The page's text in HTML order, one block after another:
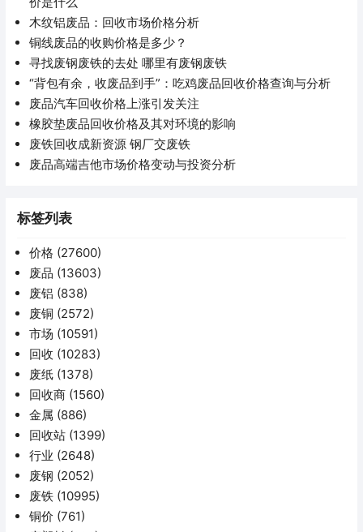
木纹铝废品：回收市场价格分析
铜线废品的收购价格是多少？
寻找废钢废铁的去处 哪里有废钢废铁
“背包有余，收废品到手”：吃鸡废品回收价格查询与分析
废品汽车回收价格上涨引发关注
橡胶垫废品回收价格及其对环境的影响
废铁回收成新资源 钢厂交废铁
废品高端吉他市场价格变动与投资分析
标签列表
价格 (27600)
废品 (13603)
废铝 (838)
废铜 (2572)
市场 (10591)
回收 (10283)
废纸 (1378)
回收商 (1560)
金属 (886)
回收站 (1399)
行业 (2648)
废钢 (2052)
废铁 (10995)
铜价 (761)